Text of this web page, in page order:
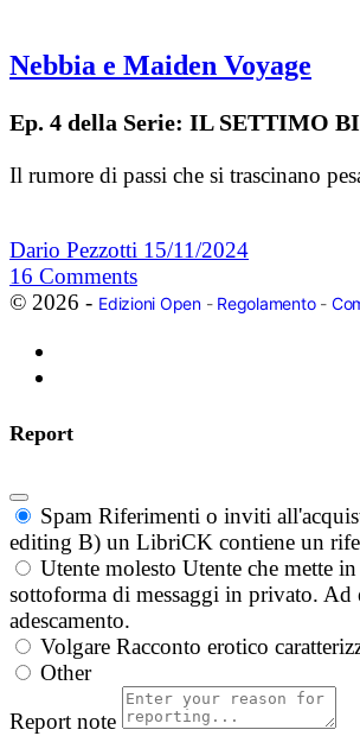
Nebbia e Maiden Voyage
Ep. 4 della Serie: IL SETTIMO
Il rumore di passi che si trascinano
Dario Pezzotti 15/11/2024
16 Comments
© 2026 - Edizioni Open- Regolamento-
Report
Spam Riferimenti o inviti
editing B) un LibriCK contiene un
Utente molesto Utente che mette
sottoforma di messaggi in privato.
adescamento.
Volgare Racconto erotico
Other
Report note